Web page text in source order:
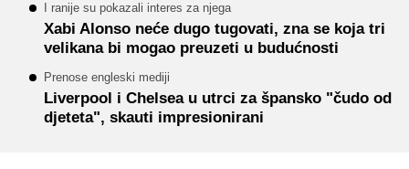
I ranije su pokazali interes za njega
Xabi Alonso neće dugo tugovati, zna se koja tri
velikana bi mogao preuzeti u budućnosti
Prenose engleski mediji
Liverpool i Chelsea u utrci za špansko "čudo od
djeteta", skauti impresionirani